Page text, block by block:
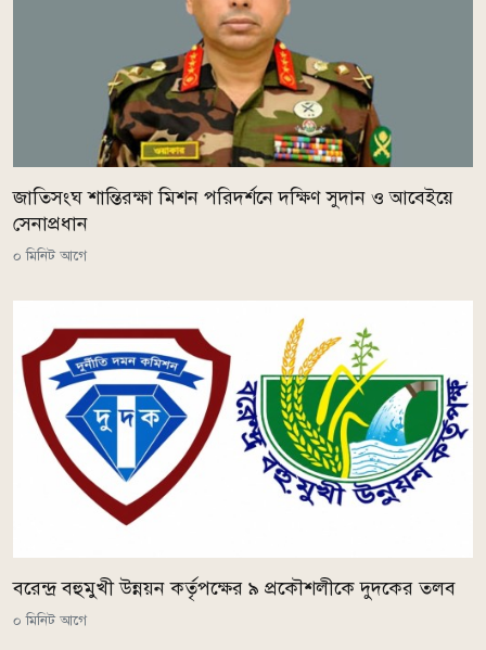
জাতিসংঘ শান্তিরক্ষা মিশন পরিদর্শনে দক্ষিণ সুদান ও আবেইয়ে
সেনাপ্রধান
০ মিনিট আগে
বরেন্দ্র বহুমুখী উন্নয়ন কর্তৃপক্ষের ৯ প্রকৌশলীকে দুদকের তলব
০ মিনিট আগে